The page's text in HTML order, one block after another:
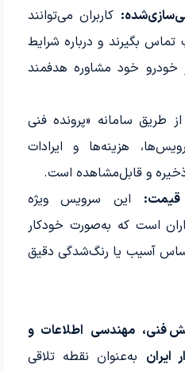
کاربران می‌توانند
بگیرند و درباره شرایط
خودرو خود مشاوره هدفمند
از طریق سامانه «پرونده فنی
هزینه‌ها و ایرادات
و قابل‌مشاهده است.
این سرویس ویژه
است که به‌صورت خودکار
اساس آسیب یا رنگ‌شدگی دقیق
فنی، مهندسی اطلاعات و
ایران به‌عنوان نقطه تلاقی